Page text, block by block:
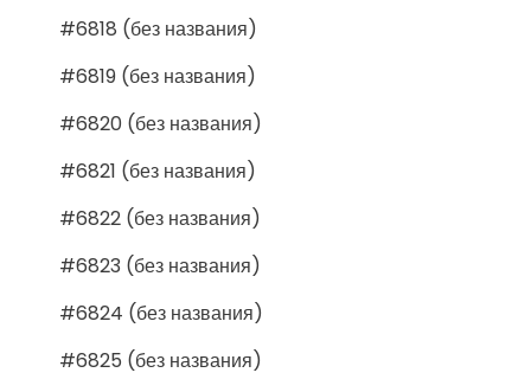
#6818 (без названия)
#6819 (без названия)
#6820 (без названия)
#6821 (без названия)
#6822 (без названия)
#6823 (без названия)
#6824 (без названия)
#6825 (без названия)